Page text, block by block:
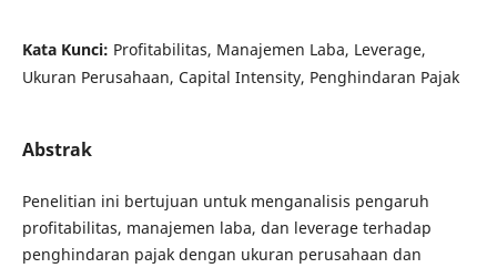
Kata Kunci: Profitabilitas, Manajemen Laba, Leverage,
Ukuran Perusahaan, Capital Intensity, Penghindaran Pajak
Abstrak
Penelitian ini bertujuan untuk menganalisis pengaruh
profitabilitas, manajemen laba, dan leverage terhadap
penghindaran pajak dengan ukuran perusahaan dan